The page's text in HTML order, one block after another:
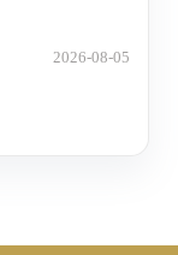
2026-08-05